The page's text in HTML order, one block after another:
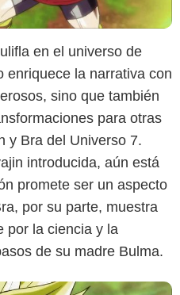
en el universo de
enriquece la narrativa con
sino que también
para otras
y Bra del Universo 7.
introducida, aún está
promete ser un aspecto
por su parte, muestra
por la ciencia y la
de su madre Bulma.